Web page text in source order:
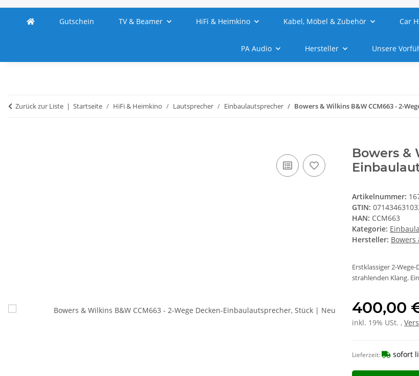
Gutschein TV & Beamer HiFi & Heimkino Kabel, Möbel & Zubehör Car
PA Audio Hersteller Unsere
Zurück zur Liste Startseite HiFi & Heimkino Lautsprecher Einbaulautsprecher Bowers & Wilkins B&W CCM663 - 2-
Bowers &
Artikelnummer:
GTIN:
HAN: CCM663
Kategorie:
Hersteller: Bowers
Erstklassiger 2-
strahlenden Klang.
400,00
inkl. 19% USt. ,
Lieferzeit: sofort